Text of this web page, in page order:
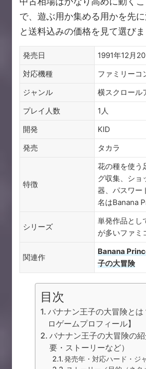
で、遊ぶ用か集める用かを先
と送料込みの価格を見て選びま
発売日
1991年12月
対応機種
ファミリーコ
ジャンル
横スクロール
プレイ人数
1人
開発
KID
発売
タカラ
特徴
花の種を使う
グ収集、ショ
器、パスワー
名はBanana
シリーズ
単発作品とし
が多いファミ
関連作
Banana
子の大冒険
目次
バナナン王子の大冒険とは
ロゲームプロフィール】
バナナン王子の大冒険の
要・ストーリーなど）
発売年・対応ハード・ジ